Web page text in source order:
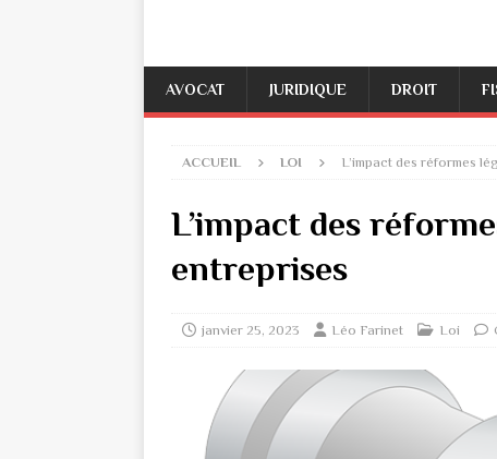
AVOCAT JURIDIQUE DROIT
ACCUEIL LOI L’impact des réformes
L’impact des
entreprises
janvier 25, 2023 Léo Farinet Loi